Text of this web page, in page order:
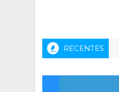
RECENTES